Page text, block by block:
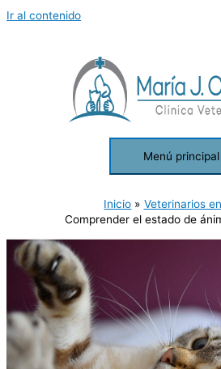
Ir al contenido
Menú principal
Inicio
Veterinarios
Comprender el estado de